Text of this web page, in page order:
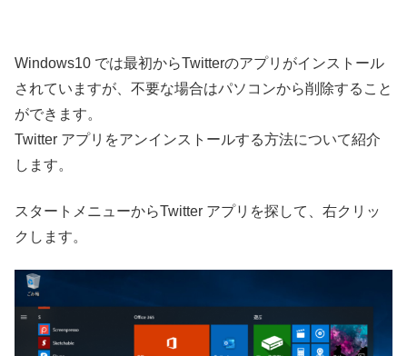
Windows10 では最初からTwitterのアプリがインストール
されていますが、不要な場合はパソコンから削除すること
ができます。
Twitter アプリをアンインストールする方法について紹介
します。
スタートメニューからTwitter アプリを探して、右クリッ
クします。